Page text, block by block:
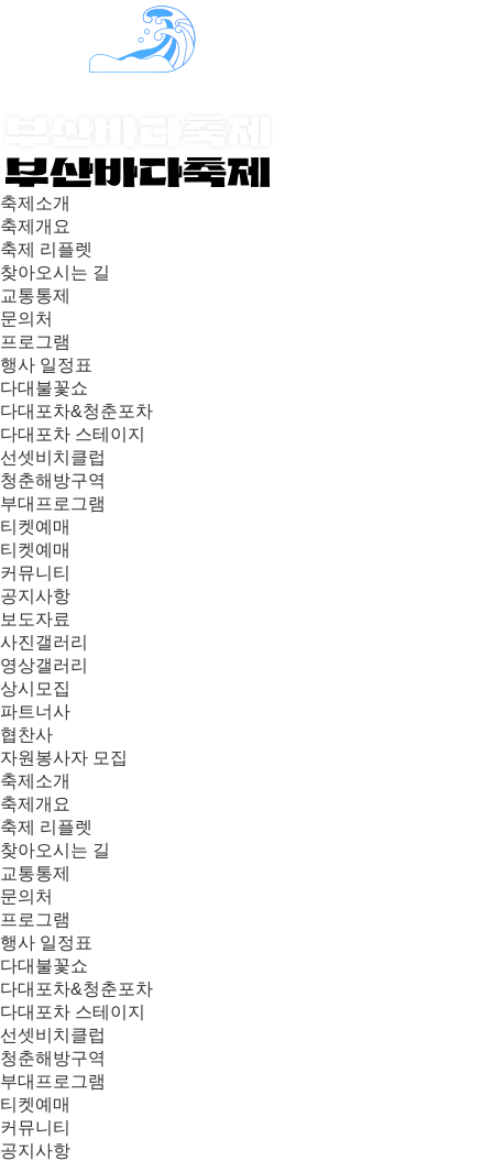
축제소개
축제개요
축제 리플렛
찾아오시는 길
교통통제
문의처
프로그램
행사 일정표
다대불꽃쇼
다대포차&청춘포차
다대포차 스테이지
선셋비치클럽
청춘해방구역
부대프로그램
티켓예매
티켓예매
커뮤니티
공지사항
보도자료
사진갤러리
영상갤러리
상시모집
파트너사
협찬사
자원봉사자 모집
축제소개
축제개요
축제 리플렛
찾아오시는 길
교통통제
문의처
프로그램
행사 일정표
다대불꽃쇼
다대포차&청춘포차
다대포차 스테이지
선셋비치클럽
청춘해방구역
부대프로그램
티켓예매
커뮤니티
공지사항